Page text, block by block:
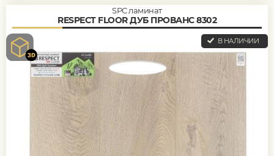
SPC ламинат
RESPECT FLOOR ДУБ ПРОВАНС 8302
В НАЛИЧИИ